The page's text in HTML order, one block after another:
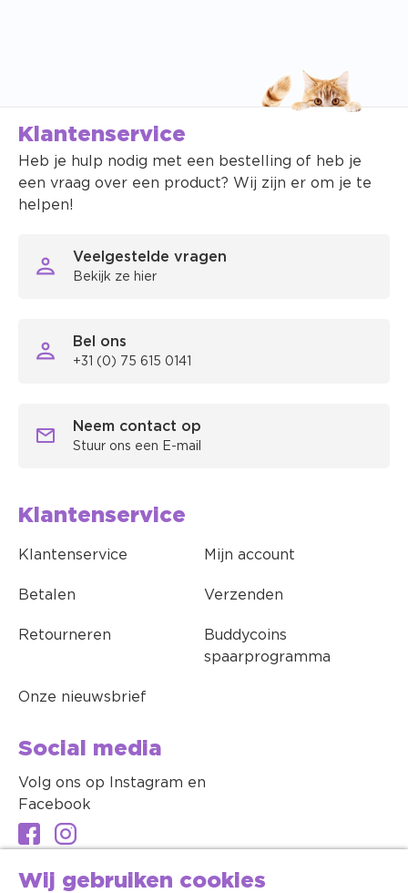
Klantenservice
Heb je hulp nodig met een bestelling of heb je
een vraag over een product? Wij zijn er om je te
helpen!
Veelgestelde vragen
Bekijk ze hier
Bel ons
+31 (0) 75 615 0141
Neem contact op
Stuur ons een E-mail
Klantenservice
Klantenservice Mijn account
Betalen Verzenden
Retourneren
Buddycoins
spaarprogramma
Onze nieuwsbrief
Social media
Volg ons op Instagram en
Facebook
Wij gebruiken cookies